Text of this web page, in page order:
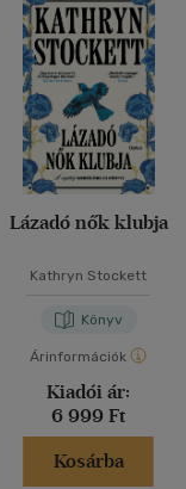
Lázadó nők klubja
Kathryn Stockett
Könyv
Árinformációk
Kiadói ár:
6 999 Ft
Kosárba